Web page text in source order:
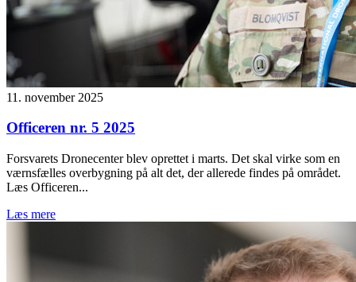
11. november 2025
Officeren nr. 5 2025
Forsvarets Dronecenter blev oprettet i marts. Det skal virke som en
værnsfælles overbygning på alt det, der allerede findes på området.
Læs Officeren...
Læs mere